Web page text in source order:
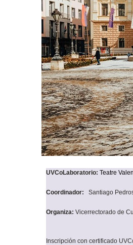
UVCoLaboratorio:Teatre
Coordinador: Santiago
Organiza: Vicerrectorado de
Inscripción con certificado